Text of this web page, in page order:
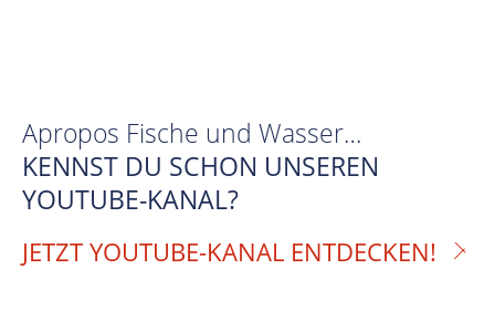
Apropos Fische und Wasser…
KENNST DU SCHON UNSEREN
YOUTUBE-KANAL?
JETZT YOUTUBE-KANAL ENTDECKEN!